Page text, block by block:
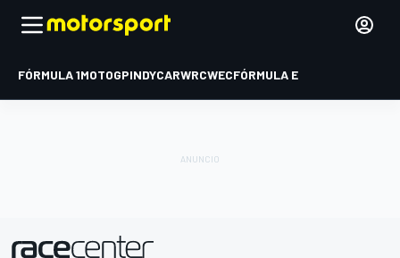
FÓRMULA 1MOTOGPINDYCARWRCWECFÓRMULA E